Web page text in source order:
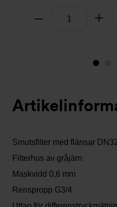
Ta bort
Bild
nu)
Smutsfilter med flänsar
Filterhus av gråjärn
Maskvidd 0,6 mm
Renspropp G3/4